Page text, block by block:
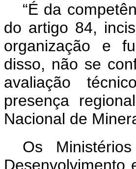
“É da
do artigo 84,
organização e
disso, não se
avaliação
presença
Nacional de
Os
Desenvolvimento